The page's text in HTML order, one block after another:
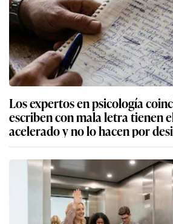
Los expertos en psicología
escriben con mala letra tienen
acelerado y no lo hacen por